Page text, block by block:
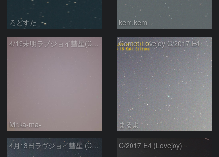
ろどすた kem.kem
4/19未明ラブジョイ彗星(C/2017E4)とM31
Mr.ka-ma-
Comet Lovejoy C/2017 E4
まるよ
4月13日ラヴジョイ彗星 (C/2017 E4) C/2017 E4 (Lovejoy)